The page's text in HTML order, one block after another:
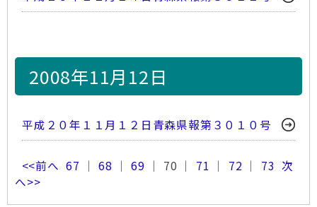
2008年11月12日
平成２０年１１月１２日青森県報第３０１０号
<<前へ 67 ｜68 ｜69 ｜ 70 ｜ 71 ｜ 72 ｜ 73 次
へ>>